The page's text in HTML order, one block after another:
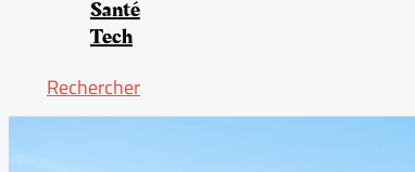
Santé
Tech
Rechercher